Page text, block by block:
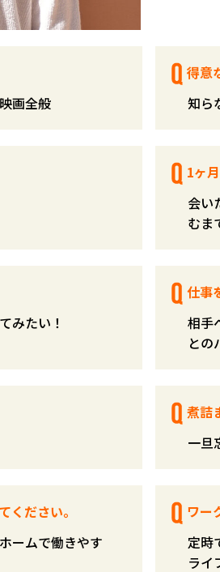
画全般
得意
知ら
1ヶ
会い
むま
みたい！
仕事
相手
との
煮詰
一旦
ください。
ームで働きやす
ワー
定時
ライ